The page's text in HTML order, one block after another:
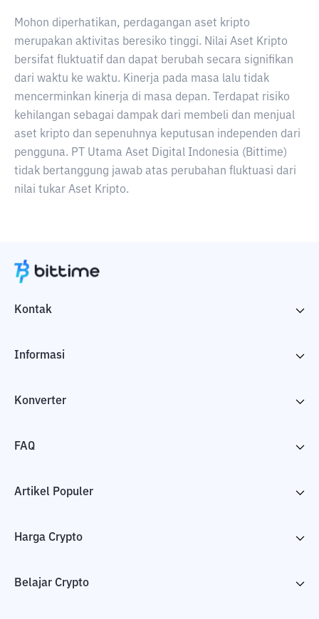
Mohon diperhatikan, perdagangan aset kripto
merupakan aktivitas beresiko tinggi. Nilai Aset Kripto
bersifat fluktuatif dan dapat berubah secara signifikan
dari waktu ke waktu. Kinerja pada masa lalu tidak
mencerminkan kinerja di masa depan. Terdapat risiko
kehilangan sebagai dampak dari membeli dan menjual
aset kripto dan sepenuhnya keputusan independen dari
pengguna. PT Utama Aset Digital Indonesia (Bittime)
tidak bertanggung jawab atas perubahan fluktuasi dari
nilai tukar Aset Kripto.
Kontak
Informasi
Konverter
FAQ
Artikel Populer
Harga Crypto
Belajar Crypto